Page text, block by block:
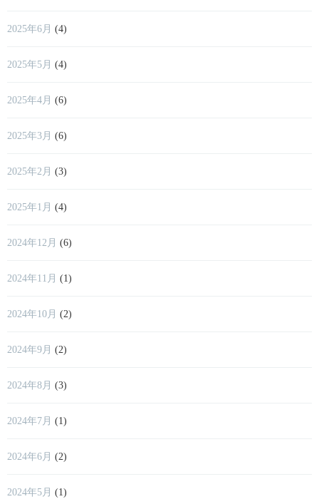
2025年6月 (4)
2025年5月 (4)
2025年4月 (6)
2025年3月 (6)
2025年2月 (3)
2025年1月 (4)
2024年12月 (6)
2024年11月 (1)
2024年10月 (2)
2024年9月 (2)
2024年8月 (3)
2024年7月 (1)
2024年6月 (2)
2024年5月 (1)